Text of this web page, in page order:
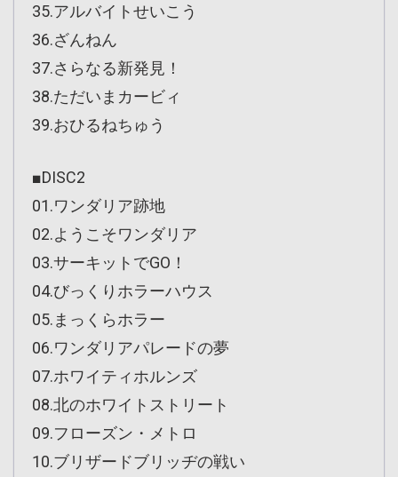
35.アルバイトせいこう
36.ざんねん
37.さらなる新発見！
38.ただいまカービィ
39.おひるねちゅう
■DISC2
01.ワンダリア跡地
02.ようこそワンダリア
03.サーキットでGO！
04.びっくりホラーハウス
05.まっくらホラー
06.ワンダリアパレードの夢
07.ホワイティホルンズ
08.北のホワイトストリート
09.フローズン・メトロ
10.ブリザードブリッヂの戦い